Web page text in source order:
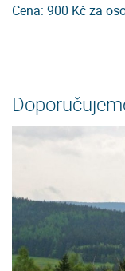
Cena: 900 Kč za